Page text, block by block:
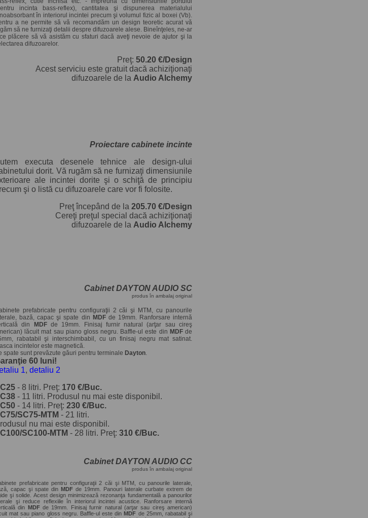
incinta bass-reflex), cantitatea şi dispunerea materialului
în interiorul incintei precum şi volumul fizic al boxei (Vb).
a ne permite să vă recomandăm un design teoretic acurat vă
să ne furnizaţi detalii despre difuzoarele alese. Bineînţeles, ne-ar
plăcere să vă asistăm cu sfaturi dacă aveţi nevoie de ajutor şi la
difuzoarelor.
Preţ: 50.20 €/Design
Acest serviciu este gratuit dacă achiziţionaţi
difuzoarele de la Audio Alchemy
Proiectare cabinete incinte
executa desenele tehnice ale design-ului
dorit. Vă rugăm să ne furnizaţi dimensiunile
ale incintei dorite şi o schiţă de principiu
şi o listă cu difuzoarele care vor fi folosite.
Preţ începând de la 205.70 €/Design
Cereţi preţul special dacă achiziţionaţi
difuzoarele de la Audio Alchemy
Cabinet DAYTON AUDIO SC
produs în ambalaj original
prefabricate pentru configuraţii 2 căi şi MTM, cu panourile
bază, capac şi spate din MDFde 19mm. Ranforsare internă
din
MDFde 19mm. Finisaj furnir natural (arţar sau cireş
lăcuit mat sau piano gloss negru. Baffle-ul este din MDFde
rabatabil şi interschimbabil, cu un finisaj negru mat satinat.
incintelor este magnetică.
spate sunt prevăzute găuri pentru terminale Dayton.
60 luni!
1, detaliu 2
- 8 litri. Preţ: 170 €/Buc.
- 11 litri. Produsul nu mai este disponibil.
- 14 litri. Preţ: 230 €/Buc.
SC75-MTM - 21 litri.
nu mai este disponibil.
SC100-MTM - 28 litri. Preţ: 310 €/Buc.
Cabinet DAYTON AUDIO CC
produs în ambalaj original
prefabricate pentru configuraţii 2 căi şi MTM, cu panourile laterale,
capac şi spate din MDF de 19mm. Panouri laterale curbate extrem de
şi solide. Acest design minimizează rezonanţa fundamentală a panourilor
şi reduce reflexiile în interiorul incintei acustice. Ranforsare internă
din MDFde 19mm. Finisaj furnir natural (arţar sau cireş american)
mat sau piano gloss negru. Baffle-ul este dinMDF de 25mm, rabatabil şi